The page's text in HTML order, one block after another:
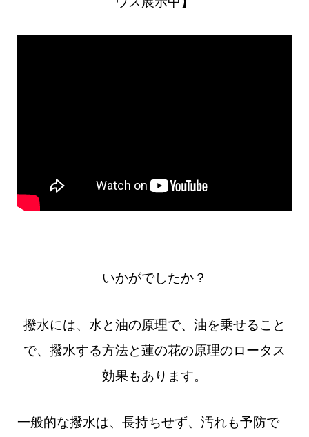
いかがでしたか？
撥水には、水と油の原理で、油を乗せること
で、撥水する方法と蓮の花の原理のロータス
効果もあります。
一般的な撥水は、長持ちせず、汚れも予防で